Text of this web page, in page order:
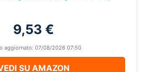
9,53 €
aggiornato: 07/08/2026 07:50
SU AMAZON